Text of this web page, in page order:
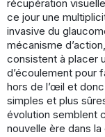
récupération
ce jour une
invasive du
mécanisme
consistent à placer
d’écoulement pour
hors de l’œil et
simples et plus
évolution semblent
nouvelle ère dans